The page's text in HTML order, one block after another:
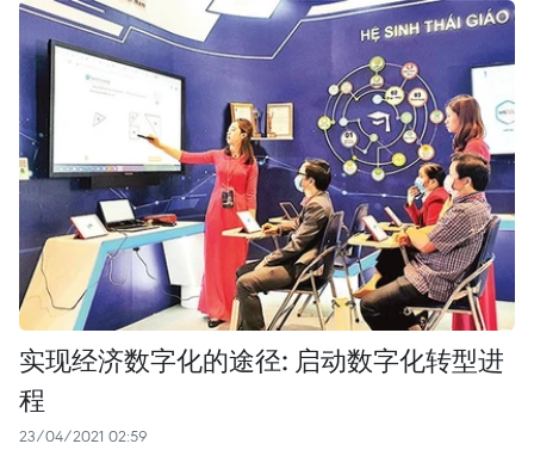
实现经济数字化的途径: 启动数字化转型进
程
23/04/2021 02:59